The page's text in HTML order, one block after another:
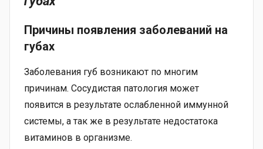
Причины появления заболеваний на
губах
Заболевания губ возникают по многим
причинам. Сосудистая патология может
появится в результате ослабленной иммунной
системы, а так же в результате недостатока
витаминов в организме.